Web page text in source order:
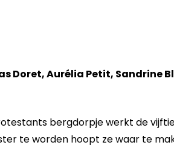
Doret, Aurélia Petit, Sandrine
bergdorpje werkt de
te worden hoopt ze waar te